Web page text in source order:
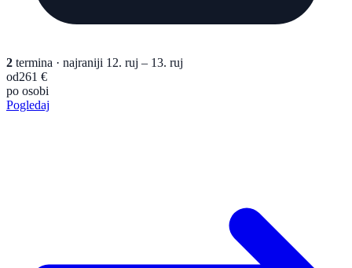
2 termina · najraniji 12. ruj – 13. ruj
od261 €
po osobi
Pogledaj